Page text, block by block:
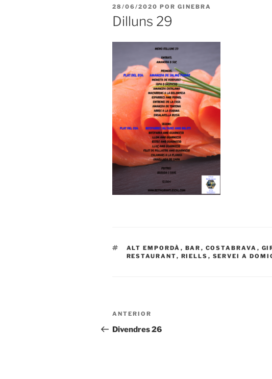
PUBLICADO
EL
28/06/2020 POR GINEBRA
Dilluns 29
ETIQUETAS
ALT EMPORDÀ , BAR , COSTABRAVA ,
RESTAURANT, RIELLS , SERVEI A
Navegación
de
Entrada
anterior:
ANTERIOR
Divendres 26